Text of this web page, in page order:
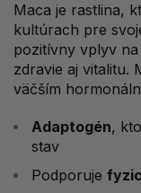
Maca je rastlina,
kultúrach pre
pozitívny vplyv
zdravie aj vitalitu.
väčším
Adaptogén,
stav
Podporuje